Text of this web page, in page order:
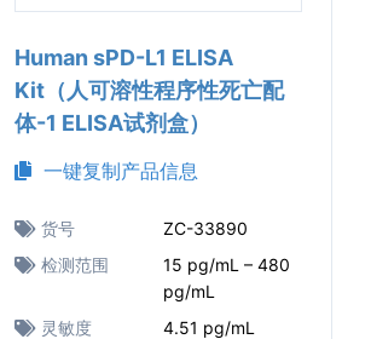
Human sPD-L1 ELISA
Kit（人可溶性程序性死亡配
体-1 ELISA试剂盒）
一键复制产品信息
货号
ZC-33890
检测范围
15 pg/mL – 480
pg/mL
灵敏度
4.51 pg/mL